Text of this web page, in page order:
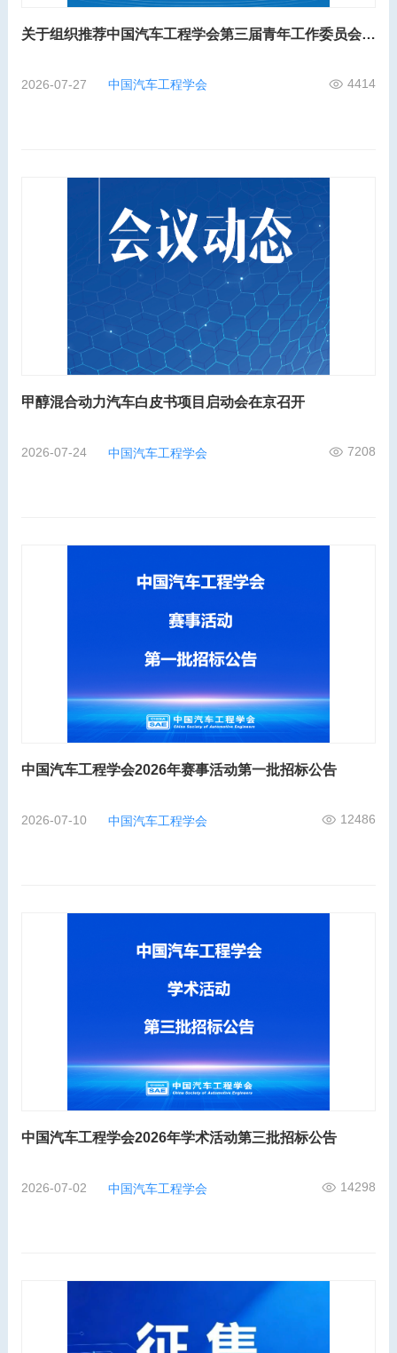
关于组织推荐中国汽车工程学会第三届青年工作委员会委员候选人的通知
2026-07-27 中国汽车工程学会 4414
甲醇混合动力汽车白皮书项目启动会在京召开
2026-07-24 中国汽车工程学会 7208
中国汽车工程学会2026年赛事活动第一批招标公告
2026-07-10 中国汽车工程学会 12486
中国汽车工程学会2026年学术活动第三批招标公告
2026-07-02 中国汽车工程学会 14298